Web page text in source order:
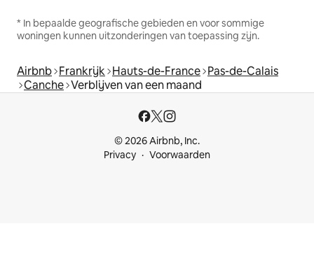
* In bepaalde geografische gebieden en voor sommige
woningen kunnen uitzonderingen van toepassing zijn.
Airbnb Frankrijk Hauts-de-France Pas-de-Calais
Canche Verblijven van een maand
© 2026 Airbnb, Inc.
Privacy
Voorwaarden